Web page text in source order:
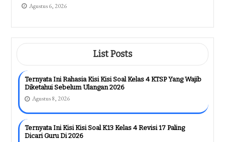
Agustus 6, 2026
List Posts
Ternyata Ini Rahasia Kisi Kisi Soal Kelas 4 KTSP Yang Wajib
Diketahui Sebelum Ulangan 2026
Agustus 8, 2026
Ternyata Ini Kisi Kisi Soal K13 Kelas 4 Revisi 17 Paling
Dicari Guru Di 2026